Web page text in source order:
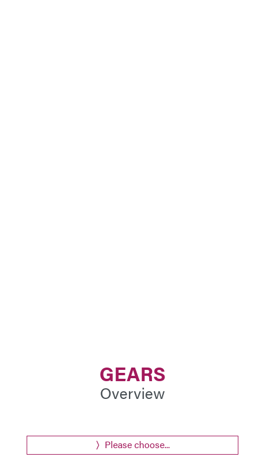
GEARS
Overview
Please choose...